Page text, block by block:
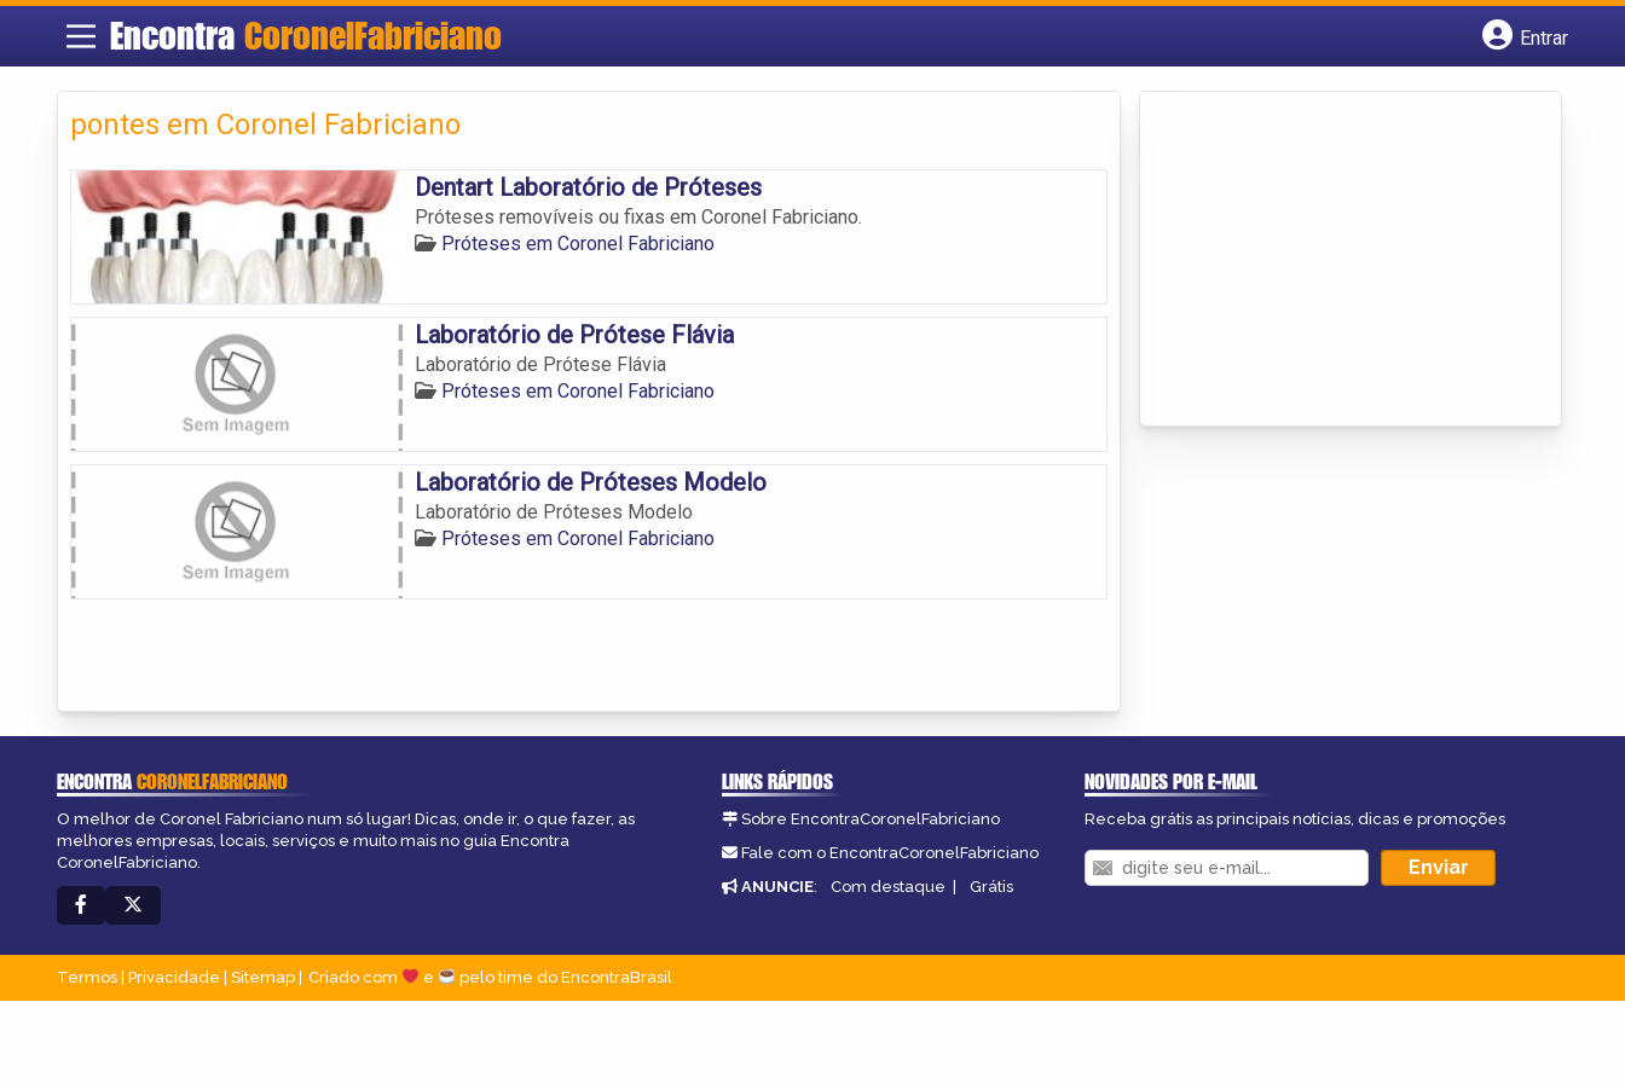
Encontra CoronelFabriciano
Entrar
pontes em Coronel Fabriciano
Dentart Laboratório de Próteses
Próteses removíveis ou fixas em Coronel Fabriciano.
Próteses em Coronel Fabriciano
Laboratório de Prótese Flávia
Laboratório de Prótese Flávia
Próteses em Coronel Fabriciano
Laboratório de Próteses Modelo
Laboratório de Próteses Modelo
Próteses em Coronel Fabriciano
ENCONTRACORONELFABRICIANO
O melhor de Coronel Fabriciano num só lugar! Dicas, onde ir, o que fazer, as
melhores empresas, locais, serviços e muito mais no guia Encontra
CoronelFabriciano.
LINKS RÁPIDOS
Sobre EncontraCoronelFabriciano
Fale com o EncontraCoronelFabriciano
ANUNCIE: Com destaque | Grátis
NOVIDADES POR E-MAIL
Receba grátis as principais notícias, dicas e promoções
Termos | Privacidade | Sitemap Criado com e pelo time do EncontraBrasil